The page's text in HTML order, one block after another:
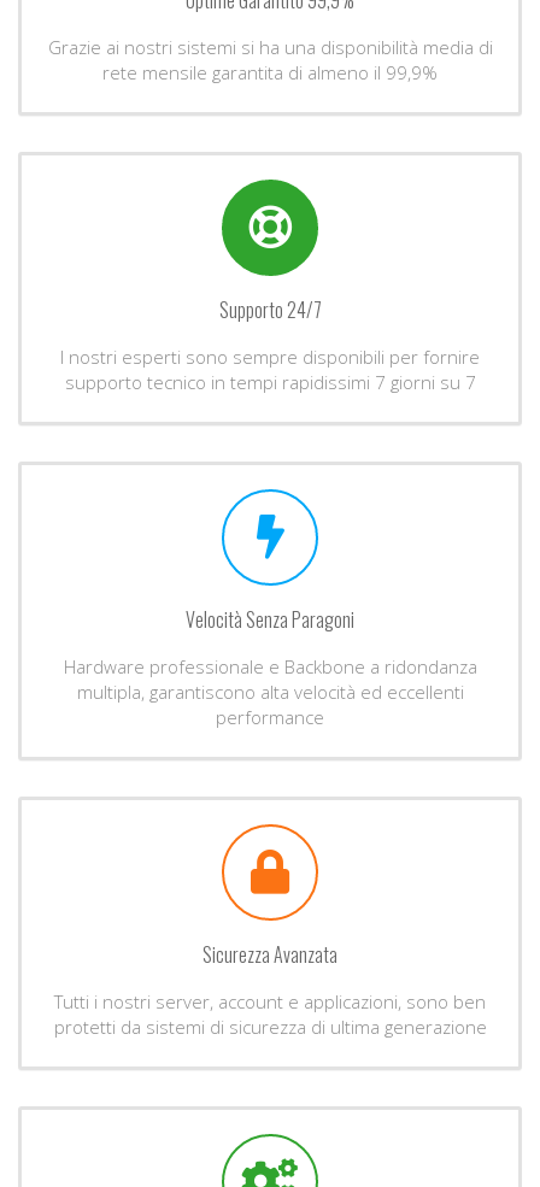
Grazie ai nostri sistemi si ha una disponibilità media di
rete mensile garantita di almeno il 99,9%
Supporto 24/7
I nostri esperti sono sempre disponibili per fornire
supporto tecnico in tempi rapidissimi 7 giorni su 7
Velocità Senza Paragoni
Hardware professionale e Backbone a ridondanza
multipla, garantiscono alta velocità ed eccellenti
performance
Sicurezza Avanzata
Tutti i nostri server, account e applicazioni, sono ben
protetti da sistemi di sicurezza di ultima generazione